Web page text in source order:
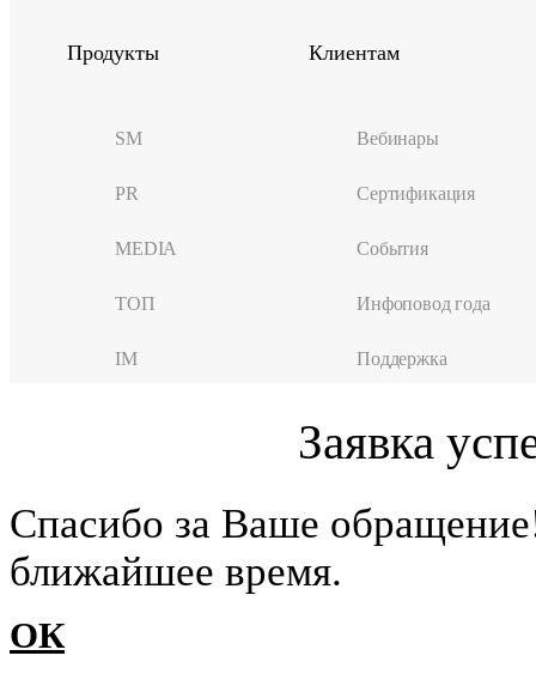
Продукты
SM
PR
MEDIA
ТОП
IM
Клиентам
Вебинары
Сертификация
События
Инфоповод года
Поддержка
Заявка
Cпасибо за Ваше
ближайшее время.
ОК